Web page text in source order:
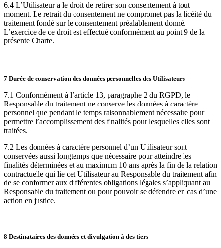
6.4 L’Utilisateur a le droit de retirer son consentement à tout
moment. Le retrait du consentement ne compromet pas la licéité du
traitement fondé sur le consentement préalablement donné.
L’exercice de ce droit est effectué conformément au point 9 de la
présente Charte.
7 Durée de conservation des données personnelles des Utilisateurs
7.1 Conformément à l’article 13, paragraphe 2 du RGPD, le
Responsable du traitement ne conserve les données à caractère
personnel que pendant le temps raisonnablement nécessaire pour
permettre l’accomplissement des finalités pour lesquelles elles sont
traitées.
7.2 Les données à caractère personnel d’un Utilisateur sont
conservées aussi longtemps que nécessaire pour atteindre les
finalités déterminées et au maximum 10 ans après la fin de la relation
contractuelle qui lie cet Utilisateur au Responsable du traitement afin
de se conformer aux différentes obligations légales s’appliquant au
Responsable du traitement ou pour pouvoir se défendre en cas d’une
action en justice.
8 Destinataires des données et divulgation à des tiers